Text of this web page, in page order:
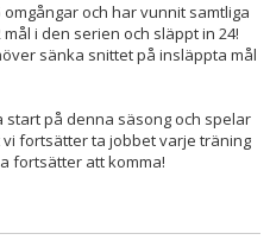
och har vunnit samtliga
i den serien och släppt in 24!
sänka snittet på insläppta mål
start på denna säsong och spelar
fortsätter ta jobbet varje träning
fortsätter att komma!